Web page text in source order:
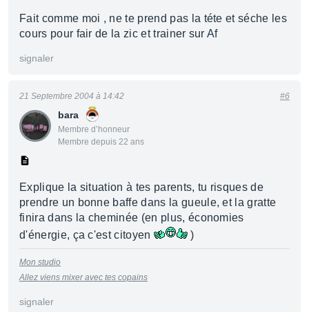
Fait comme moi , ne te prend pas la téte et séche les
cours pour fair de la zic et trainer sur Af
signaler
bara
Membre d’honneur
Membre depuis 22 ans
21 Septembre 2004 à 14:42 #6
Explique la situation à tes parents, tu risques de
prendre un bonne baffe dans la gueule, et la gratte
finira dans la cheminée (en plus, économies
d'énergie, ça c'est citoyen
)
Mon studio
Allez viens mixer avec tes copains
signaler